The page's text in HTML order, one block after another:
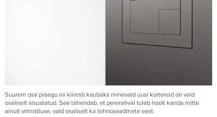
Suurem osa praegu nii kiiresti kaubaks minevaid uusi kortereid on vaid
osaliselt sisustatud. See tähendab, et pererahval tuleb hoolt kanda mitte
ainult viimistluse, vaid osaliselt ka tehnoseadmete eest.